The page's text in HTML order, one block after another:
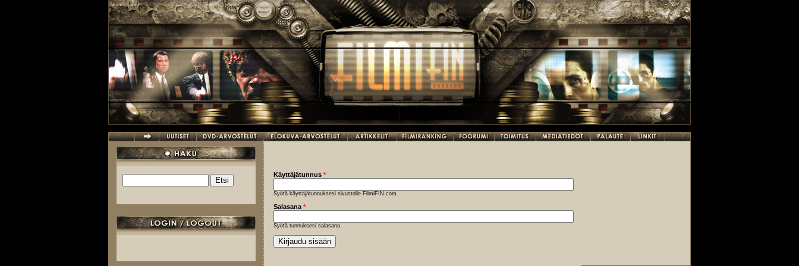
Hakulomake
Käyttäjätunnus *
Syötä käyttäjätunnuksesi sivustolle FilmiFIN.com.
Salasana *
Syötä tunnuksesi salasana.